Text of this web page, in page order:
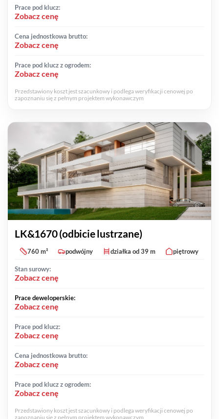
Prace pod klucz:
Zobacz cenę
Cena jednostkowa brutto:
Zobacz cenę
Prace pod klucz z ogrodem:
Zobacz cenę
Przedstawiony koszt jest szacunkowy i podlega weryfikacji cenowej po
zapoznaniu się z pełnym projektem wykonawczym
LK&1670 (odbicie lustrzane)
760 m² podwójny działka od 39 m piętrowy
Stan surowy:
Zobacz cenę
Prace deweloperskie:
Zobacz cenę
Prace pod klucz:
Zobacz cenę
Cena jednostkowa brutto:
Zobacz cenę
Prace pod klucz z ogrodem:
Zobacz cenę
Przedstawiony koszt jest szacunkowy i podlega weryfikacji cenowej po
zapoznaniu się z pełnym projektem wykonawczym